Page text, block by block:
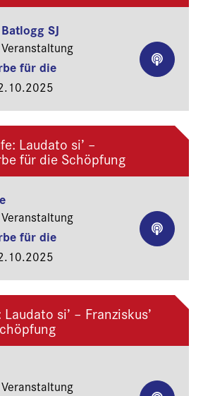
SJ
für die
Laudato si’ –
für die Schöpfung
für die
si’ – Franziskus’